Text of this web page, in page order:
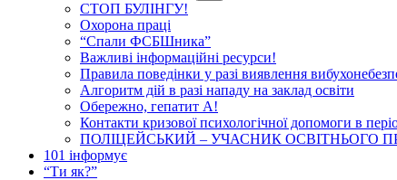
СТОП БУЛІНГУ!
Охорона праці
“Спали ФСБШника”
Важливі інформаційні ресурси!
Правила поведінки у разі виявлення
Алгоритм дій в разі нападу на заклад освіти
Обережно, гепатит А!
Контакти кризової психологічної допомоги в
ПОЛІЦЕЙСЬКИЙ – УЧАСНИК ОСВІТНЬОГО
101 інформує
“Ти як?”